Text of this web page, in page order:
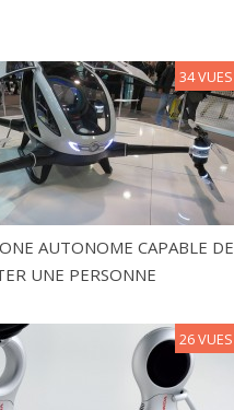
AUTONOME CAPABLE DE
UNE PERSONNE
34 VUES
26 VUES